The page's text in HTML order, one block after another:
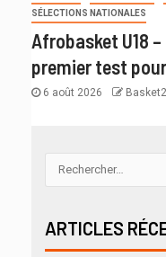
SÉLECTIONS NATIONALES
Afrobasket U18
premier test
6 août 2026
ARTICLES